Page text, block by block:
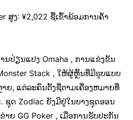
ສູງ: ¥2,022 ຊື້ເຂົ້າພ້ອມການຄໍ້າ
ປ່ຽນແປງ Omaha , ການແຂ່ງຂັນ
Stack , ໃຫ້ຜູ້ຫຼິ້ນທີ່ມີຮູບແບບ
ຍ, ແຕ່ລະຄົນຕັ້ງຊື່ຕາມເຄື່ອງຫມາຍທີ່
ຊຸດ Zodiac ຍັງມີຢູ່ໃນບາງຊຸດອອນ
າຍ GG Poker , ເມື່ອການຮັບປະກັນ